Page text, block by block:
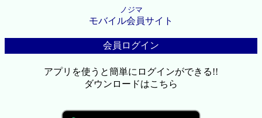
ノジマ
モバイル会員サイト
会員ログイン
アプリを使うと簡単にログインができる!!
ダウンロードはこちら